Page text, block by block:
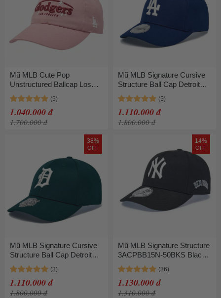
Mũ MLB Cute Pop
Unstructured Ballcap Los
Angeles Dodgers
3ACPV246N-07PKM Màu
Hồng
1.040.000 đ
1.700.000 đ
Mũ MLB Signature Cursive
Structure Ball Cap Detroit
Tigers 3ACPV216N-07RBS
Màu Xanh Đậm
1.110.000 đ
1.800.000 đ
38%
OFF
Mũ MLB Signature Cursive
Structure Ball Cap Detroit
Tigers 3ACPV216N-46GND
Màu Xanh Lá
1.110.000 đ
1.800.000 đ
14%
OFF
Mũ MLB Signature Structure
3ACPBB15N-50BKS Black
Màu Đen
1.130.000 đ
1.310.000 đ